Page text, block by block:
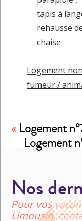
tapis à
rehausse
chaise
Logement non
fumeur /
« Logement
Logement
Nos
Pour vos
Limousin,